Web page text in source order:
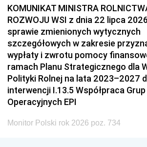
KOMUNIKAT MINISTRA
ROZWOJU WSI z dnia 22 lipca
sprawie zmienionych wytycznych
szczegółowych w zakresie
wypłaty i zwrotu pomocy
ramach Planu Strategicznego dla
Polityki Rolnej na lata 2023–2027
interwencji I.13.5 Współpraca Grup
Operacyjnych EPI
Monitor Polski rok 2026 poz. 734